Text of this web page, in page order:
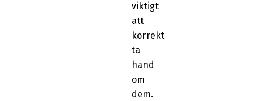
viktigt
att
korrekt
ta
hand
om
dem.